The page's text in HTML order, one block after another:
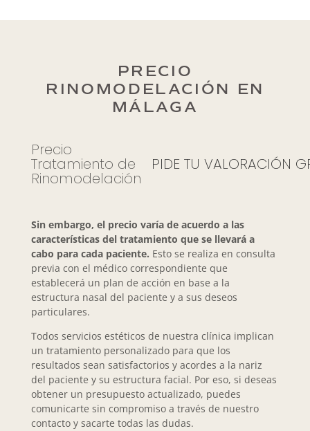
PRECIO
RINOMODELACIÓN EN
MÁLAGA
Precio
Tratamiento de
Rinomodelación
PIDE TU VALORACIÓN
Sin embargo, el precio varía de acuerdo a las
características del tratamiento que se llevará a
cabo para cada paciente. Esto se realiza en consulta
previa con el médico correspondiente que
establecerá un plan de acción en base a la
estructura nasal del paciente y a sus deseos
particulares.
Todos servicios estéticos de nuestra clínica implican
un tratamiento personalizado para que los
resultados sean satisfactorios y acordes a la nariz
del paciente y su estructura facial. Por eso, si deseas
obtener un presupuesto actualizado, puedes
comunicarte sin compromiso a través de nuestro
contacto y sacarte todas las dudas.